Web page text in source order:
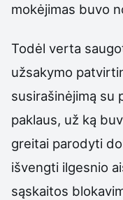
mokėjimas buvo
Todėl verta
užsakymo
susirašinėjimą su
paklaus, už ką
greitai parodyti
išvengti ilgesnio
sąskaitos